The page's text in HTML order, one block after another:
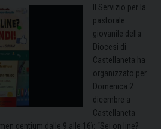
Il Servizio per la
pastorale
giovanile della
Diocesi di
Castellaneta ha
organizzato per
Domenica 2
dicembre a
Castellaneta
gentium dalle 9 alle 16): “Sei on line?